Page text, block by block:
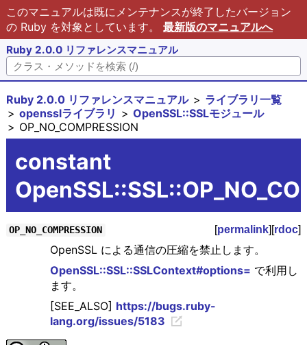
このマニュアルは既にメンテナンスが終了したバージョン
の Ruby を対象としています。 最新版のマニュアルへ
Ruby 2.0.0 リファレンスマニュアル
Ruby 2.0.0 リファレンスマニュアル
ライブラリ一覧
opensslライブラリ
OpenSSL::SSLモジュール
OP_NO_COMPRESSION
constant
OP_NO_COMPRESSION [permalink][rdoc]
OpenSSL による通信の圧縮を禁止します。
OpenSSL::SSL::SSLContext#options= で利用し
ます。
[SEE_ALSO] https://bugs.ruby-
lang.org/issues/5183